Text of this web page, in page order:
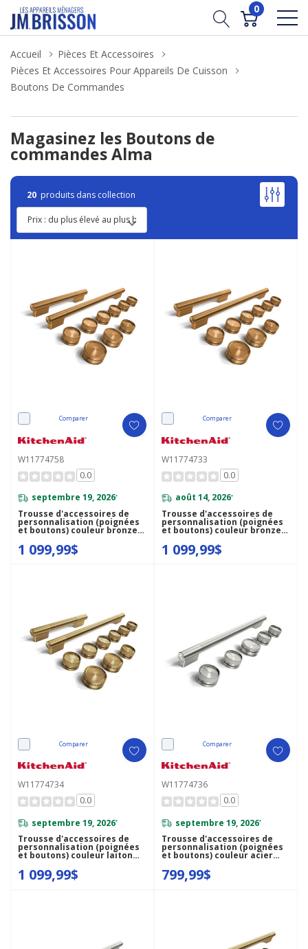
0
Accueil
Pièces Et Accessoires
Pièces Et Accessoires Pour Appareils De Cuisson
Boutons De Commandes
Magasinez les Boutons de
commandes Alma
20 produits dans collection
Comparer
W11774758
0.0
septembre 19, 2026*
Trousse d'accessoires de
personnalisation (poignées
et boutons) couleur bronze
pour cuisinière au gaz de
style commercial de 48 po
KitchenAid® W11774758
1 099,99$
Comparer
W11774733
0.0
août 14, 2026*
Trousse d'accessoires de
personnalisation (poignées
et boutons) couleur bronze
pour cuisinière
bicombustible de style
commercial de 48 po
1 099,99$
Comparer
W11774734
0.0
septembre 19, 2026*
Trousse d'accessoires de
personnalisation (poignées
et boutons) couleur laiton
pour cuisinière
bicombustible de style
commercial de 48 po
1 099,99$
Comparer
W11774736
0.0
septembre 19, 2026*
Trousse d'accessoires de
personnalisation (poignées
et boutons) couleur acier
inoxydable pour cuisinière à
induction de style
commercial de 30 po
799,99$